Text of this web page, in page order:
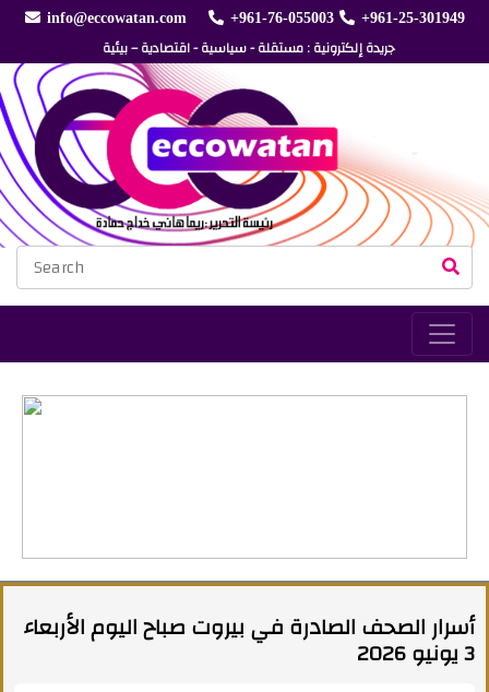
info@eccowatan.com +961-76-055003 +961-25-301949
جريدة إلكترونية : مستقلة - سياسية - اقتصادية – بيئية
أسرار الصحف الصادرة في بيروت صباح اليوم الأربعاء
3 يونيو 2026